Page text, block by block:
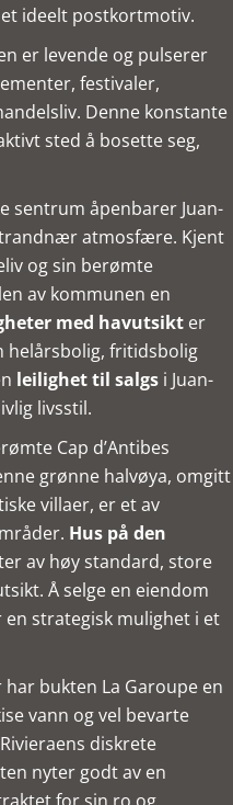
ideelt postkortmotiv.
er levende og pulserer
festivaler,
Denne konstante
sted å bosette seg,
sentrum åpenbarer Juan-
atmosfære. Kjent
og sin berømte
av kommunen en
med havutsikt er
helårsbolig, fritidsbolig
leilighet til salgs i Juan-
livsstil.
Cap d’Antibes
grønne halvøya, omgitt
villaer, er et av
Hus på den
av høy standard, store
Å selge en eiendom
en strategisk mulighet i et
bukten La Garoupe en
vann og vel bevarte
diskrete
nyter godt av en
for sin ro og